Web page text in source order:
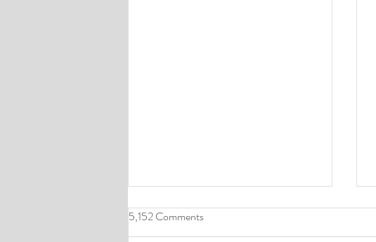
5,152 Comments